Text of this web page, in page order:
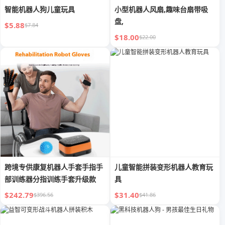
智能机器人狗儿童玩具
$5.88$7.84
小型机器人风扇,趣味台扇带吸
盘,
$18.00$22.00
跨境专供康复机器人手套手指手
部训练器分指训练手套升级款
$242.79$396.56
儿童智能拼装变形机器人教育玩
具
$31.40$41.86